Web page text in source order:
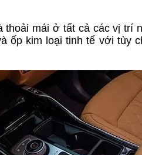
mái ở tất cả các vị trí
ốp kim loại tinh tế với tùy